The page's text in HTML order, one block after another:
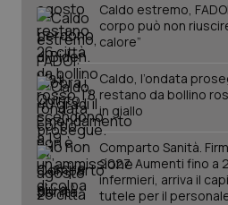
Caldo estremo,
corpo può non
calore”
Caldo, l’ondata
restano da bollino
in giallo
Comparto Sanità.
2027. Aumenti fino a
infermieri, arriva il
tutele per il